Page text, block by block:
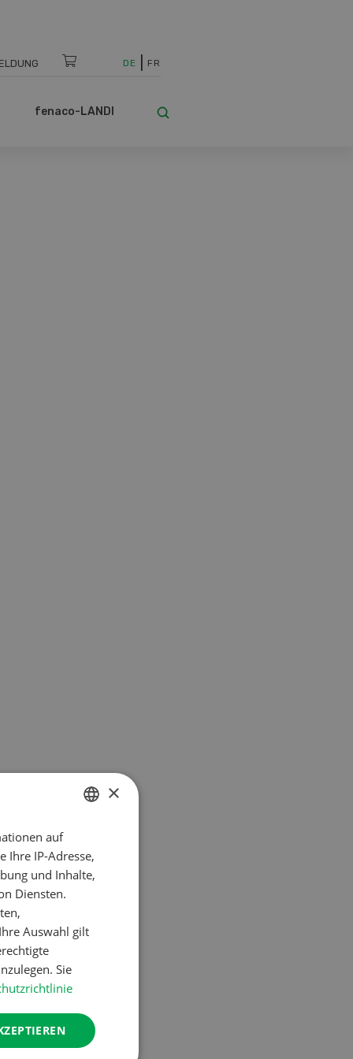
DE FR
fenaco-LANDI
ohne
die
FRENCH
×
auf
Ihre IP-Adresse,
und Inhalte,
Diensten.
Auswahl gilt
Sie